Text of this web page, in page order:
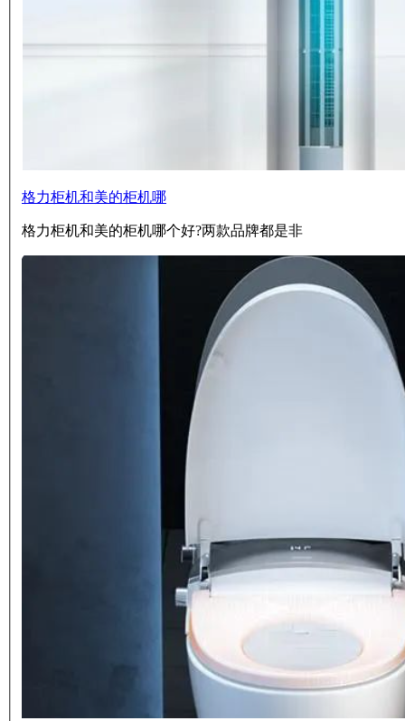
格力柜机和美的柜机哪
格力柜机和美的柜机哪个好?两款品牌都是非